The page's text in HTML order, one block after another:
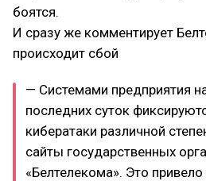
боятся.
И сразу же комментирует
происходит сбой
— Системами предприятия
последних суток
кибератаки различной
сайты государственных
«Белтелекома». Это привело